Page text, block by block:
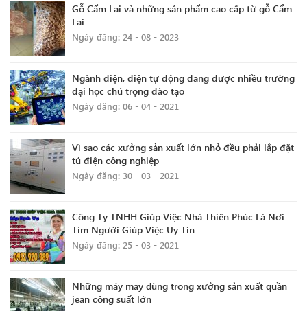
Gỗ Cẩm Lai và những sản phẩm cao cấp từ gỗ Cẩm
Lai
Ngày đăng: 24 - 08 - 2023
Ngành điện, điện tự động đang được nhiều trường
đại học chú trọng đào tạo
Ngày đăng: 06 - 04 - 2021
Vì sao các xưởng sản xuất lớn nhỏ đều phải lắp đặt
tủ điện công nghiệp
Ngày đăng: 30 - 03 - 2021
Công Ty TNHH Giúp Việc Nhà Thiên Phúc Là Nơi
Tìm Người Giúp Việc Uy Tín
Ngày đăng: 25 - 03 - 2021
Những máy may dùng trong xưởng sản xuất quần
jean công suất lớn